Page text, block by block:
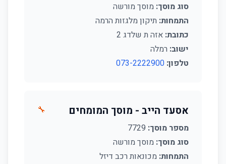
סוג מוסך: מוסך מורשה
התמחות: תיקון מלגזות הרמה
כתובת: אזה ת שלדג 2
ישוב: רמלה
טלפון: 073-2222900
אסעד הייב - מוסך המומחים
מספר מוסך:
סוג מוסך: מוסך מורשה
התמחות: מכונאות רכב דיזל
🔧